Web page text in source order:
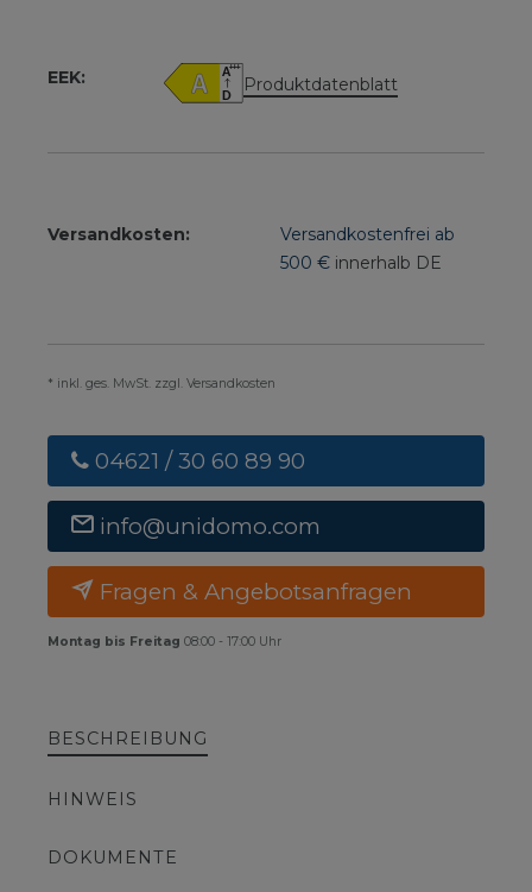
EEK: Produktdatenblatt
Versandkosten:
Versandkostenfrei ab
500 € innerhalb DE
* inkl. ges. MwSt. zzgl. Versandkosten
04621 / 30 60 89 90
info@unidomo.com
Fragen & Angebotsanfragen
Montag bis Freitag 08:00 - 17:00 Uhr
BESCHREIBUNG
HINWEIS
DOKUMENTE